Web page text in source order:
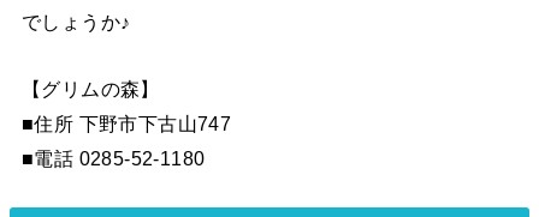
でしょうか♪
【グリムの森】
■住所 下野市下古山747
■電話 0285-52-1180